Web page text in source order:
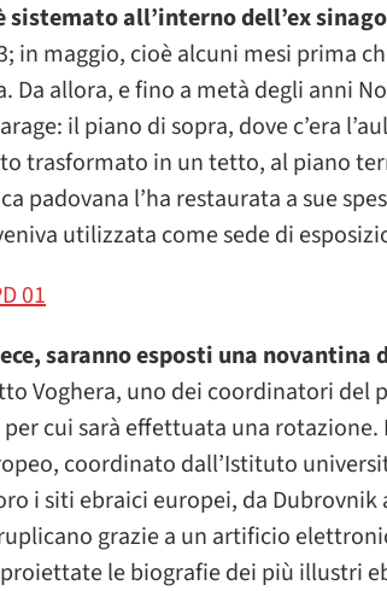
sistemato all’interno dell’ex
in maggio, cioè alcuni mesi prima
Da allora, e fino a metà degli anni
il piano di sopra, dove c’era
trasformato in un tetto, al piano
padovana l’ha restaurata a sue
utilizzata come sede di
saranno esposti una novantina
Voghera, uno dei coordinatori
cui sarà effettuata una
coordinato dall’Istituto
i siti ebraici europei, da Dubrovnik
grazie a un artificio
le biografie dei più illustri